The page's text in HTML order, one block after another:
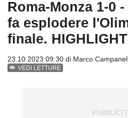
Roma-Monza 1-0
fa esplodere
finale.
23.10.2023 09:30 di Marco
VEDI LETTURE